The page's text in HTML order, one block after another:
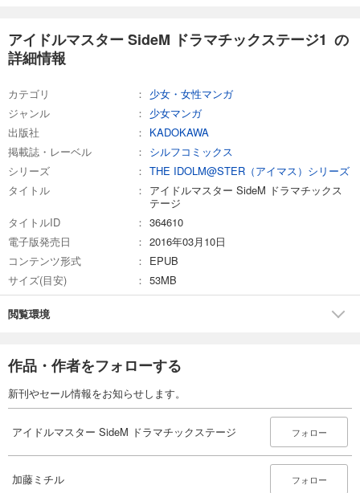
アイドルマスター SideM ドラマチックステージ1 の
詳細情報
カテゴリ
少女・女性マンガ
ジャンル
少女マンガ
出版社
KADOKAWA
掲載誌・レーベル
シルフコミックス
シリーズ
THE IDOLM@STER（アイマス）シリーズ
タイトル
アイドルマスター SideM ドラマチックス
テージ
タイトルID
364610
電子版発売日
2016年03月10日
コンテンツ形式
EPUB
サイズ(目安)
53MB
閲覧環境
作品・作者をフォローする
新刊やセール情報をお知らせします。
アイドルマスター SideM ドラマチックステージ フォロー
加藤ミチル フォロー